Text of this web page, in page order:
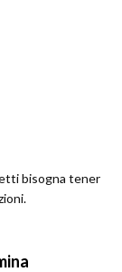
bisogna tener